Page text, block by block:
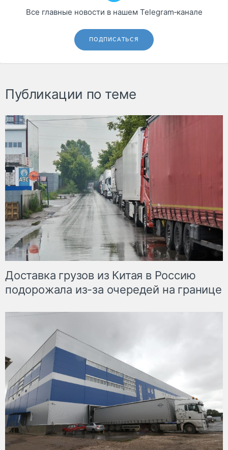
Все главные новости в нашем Telegram‑канале
ПОДПИСАТЬСЯ
Публикации по теме
Доставка грузов из Китая в Россию
подорожала из-за очередей на границе